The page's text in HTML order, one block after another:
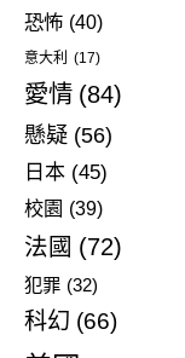
恐怖 (40)
意大利 (17)
愛情 (84)
懸疑 (56)
日本 (45)
校園 (39)
法國 (72)
犯罪 (32)
科幻 (66)